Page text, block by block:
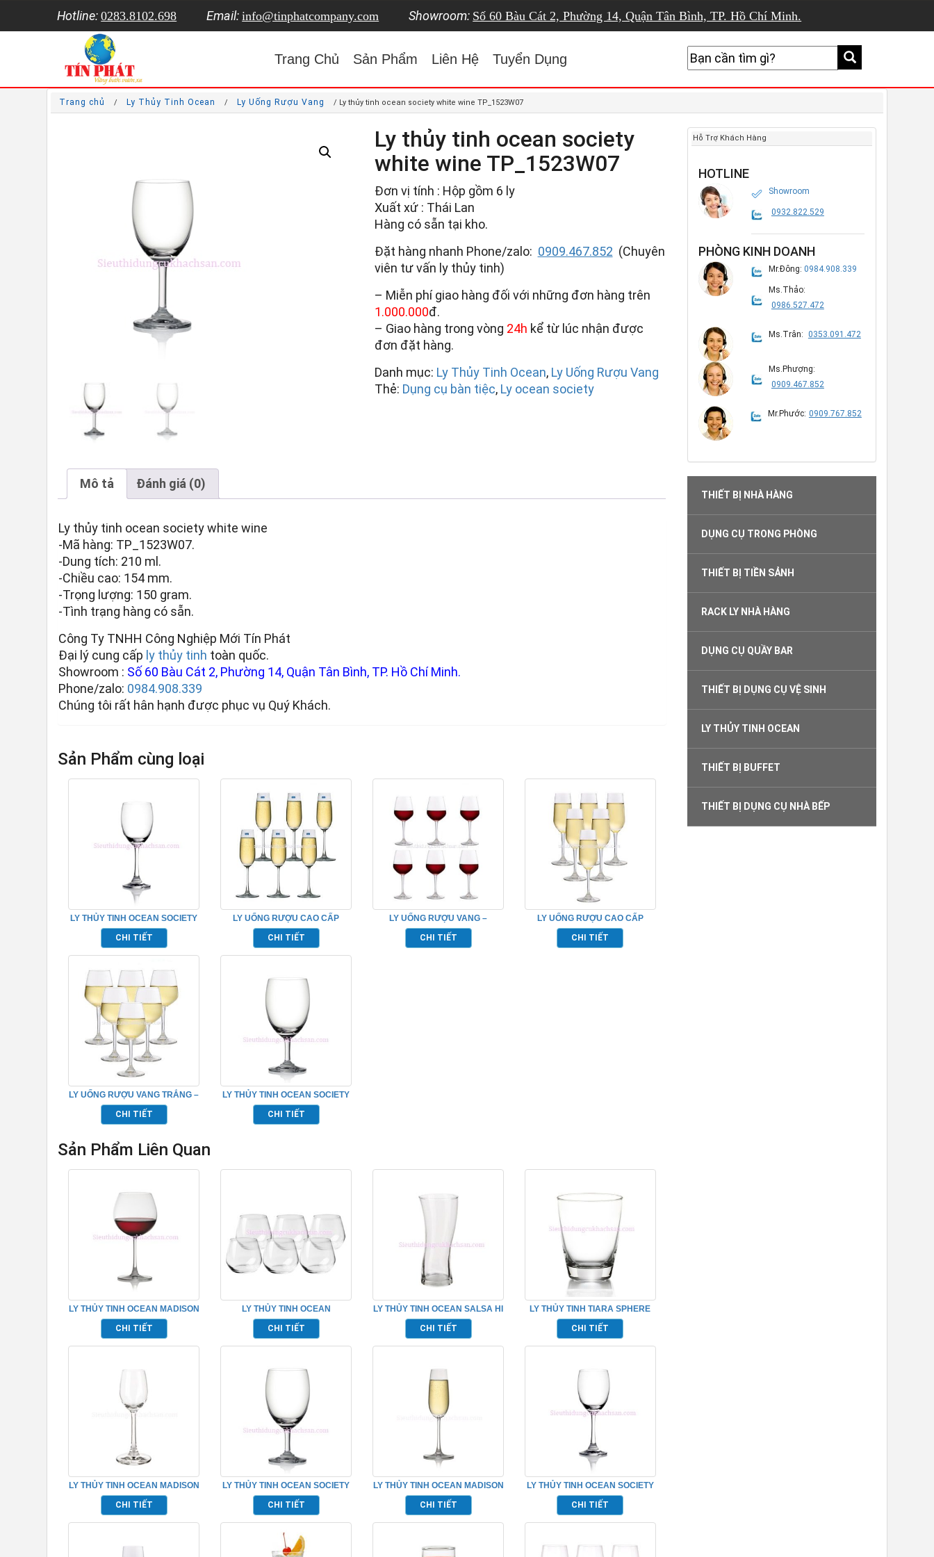
Hotline: 0283.8102.698 Email: info@tinphatcompany.com Showroom: Số 60 Bàu Cát 2, Phường 14, Quận Tân Bình, TP. Hồ Chí Minh.
Trang Chủ Sản Phẩm Liên Hệ Tuyển Dụng
Trang chủ / Ly Thủy Tinh Ocean / Ly Uống Rượu Vang / Ly thủy tinh ocean society white wine TP_1523W07
Ly thủy tinh ocean society
white wine TP_1523W07
Đơn vị tính : Hộp gồm 6 ly
Xuất xứ : Thái Lan
Hàng có sẵn tại kho.
Đặt hàng nhanh Phone/zalo: 0909.467.852 (Chuyên
viên tư vấn ly thủy tinh)
– Miễn phí giao hàng đối với những đơn hàng trên
1.000.000đ.
– Giao hàng trong vòng 24h kể từ lúc nhận được
đơn đặt hàng.
Danh mục: Ly Thủy Tinh Ocean, Ly Uống Rượu Vang
Thẻ: Dụng cụ bàn tiệc, Ly ocean society
Mô tả Đánh giá (0)
Ly thủy tinh ocean society white wine
-Mã hàng: TP_1523W07.
-Dung tích: 210 ml.
-Chiều cao: 154 mm.
-Trọng lượng: 150 gram.
-Tình trạng hàng có sẵn.
Công Ty TNHH Công Nghiệp Mới Tín Phát
Đại lý cung cấp ly thủy tinh toàn quốc.
Showroom : Số 60 Bàu Cát 2, Phường 14, Quận Tân Bình, TP. Hồ Chí Minh.
Phone/zalo: 0984.908.339
Chúng tôi rất hân hạnh được phục vụ Quý Khách.
Sản Phẩm cùng loại
LY THỦY TINH OCEAN SOCIETY
RED WINE TP_1523R09
CHI TIẾT
LY UỐNG RƯỢU CAO CẤP
1019F07
CHI TIẾT
LY UỐNG RƯỢU VANG –
OCEAN_1019R11
CHI TIẾT
LY UỐNG RƯỢU CAO CẤP
OCEAN – OCEAN_1019F06
CHI TIẾT
LY UỐNG RƯỢU VANG TRẮNG –
OCEAN_1019W08
CHI TIẾT
LY THỦY TINH OCEAN SOCIETY
WATER GOBLET TP_1523G12
CHI TIẾT
Sản Phẩm Liên Quan
LY THỦY TINH OCEAN MADISON
BURGUNDY TP_1015D22
CHI TIẾT
LY THỦY TINH OCEAN
LEXINGTON ROCK TP_ C18512
CHI TIẾT
LY THỦY TINH OCEAN SALSA HI
BALL TP_1B19212
CHI TIẾT
LY THỦY TINH TIARA SPHERE
TP_B12013
CHI TIẾT
LY THỦY TINH OCEAN MADISON
LIQUEUR TP_1015L03
CHI TIẾT
LY THỦY TINH OCEAN SOCIETY
WATER GOBLET TP_1523G12
CHI TIẾT
LY THỦY TINH OCEAN MADISON
FLUTE CHAMPAGNE
TP_1015F07
CHI TIẾT
LY THỦY TINH OCEAN SOCIETY
RED WINE TP_1523R09
CHI TIẾT
Hỗ Trợ Khách Hàng
HOTLINE
Showroom
0932.822.529
PHÒNG KINH DOANH
Mr.Đông: 0984.908.339
Ms.Thảo:
0986.527.472
Ms.Trân: 0353.091.472
Ms.Phượng:
0909.467.852
Mr.Phước: 0909.767.852
THIẾT BỊ NHÀ HÀNG
DỤNG CỤ TRONG PHÒNG
THIẾT BỊ TIỀN SẢNH
RACK LY NHÀ HÀNG
DỤNG CỤ QUẦY BAR
THIẾT BỊ DỤNG CỤ VỆ SINH
LY THỦY TINH OCEAN
THIẾT BỊ BUFFET
THIẾT BỊ DỤNG CỤ NHÀ BẾP